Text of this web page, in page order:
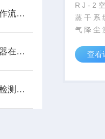
滤膜全自动称重系统的工作流程介绍
环境空气颗粒物换膜采样器在使用中出现故障怎么处理？
高锰酸盐指数自动分析仪检测原理与应用要点全解析
R J - 2
蒸 干 系
气 降 尘
定 、无
查看